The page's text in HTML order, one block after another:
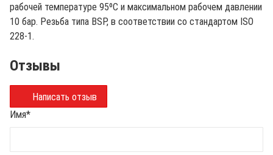
рабочей температуре 95ºC и максимальном рабочем давлении
10 бар. Резьба типа BSP, в соответствии со стандартом ISO
228-1.
Отзывы
Написать отзыв
Имя*